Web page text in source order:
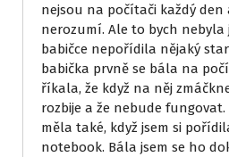
nejsou na počítači každý
nerozumí. Ale to bych nebyla
babičce nepořídila nějaký
babička prvně se bála na
říkala, že když na něj
rozbije a že nebude fungovat.
měla také, když jsem si
notebook. Bála jsem se ho